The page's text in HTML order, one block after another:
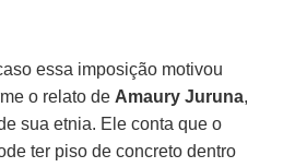
essa imposição motivou
o relato de Amaury Juruna,
sua etnia. Ele conta que o
ter piso de concreto dentro